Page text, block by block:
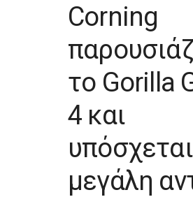
Corning
το Gorilla
4 και
υπόσχεται
μεγάλη